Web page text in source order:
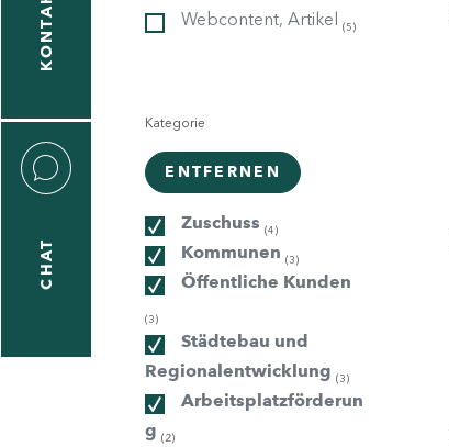
KONTAKT
CHAT
Webcontent, Artikel (5)
Kategorie
ENTFERNEN
Zuschuss (4)
Kommunen (3)
Öffentliche Kunden
(3)
Städtebau und
Regionalentwicklung (3)
Arbeitsplatzförderun
g (2)